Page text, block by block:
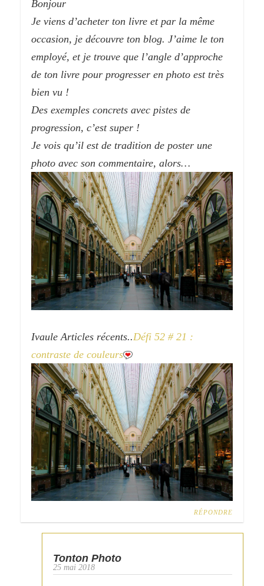
Bonjour
Je viens d’acheter ton livre et par la même
occasion, je découvre ton blog. J’aime le ton
employé, et je trouve que l’angle d’approche
de ton livre pour progresser en photo est très
bien vu !
Des exemples concrets avec pistes de
progression, c’est super !
Je vois qu’il est de tradition de poster une
photo avec son commentaire, alors…
Ivaule Articles récents..Défi 52 # 21 :
contraste de couleurs
RÉPONDRE
Tonton Photo
25 mai 2018